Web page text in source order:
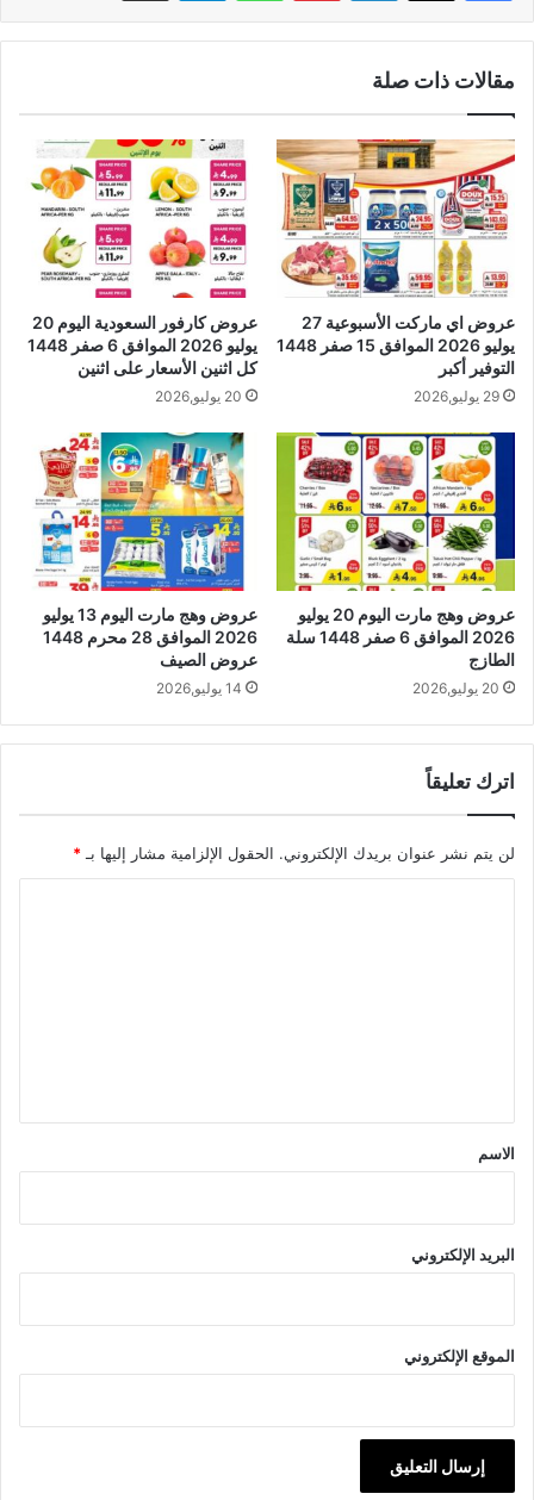
مقالات ذات صلة
عروض اي ماركت الأسبوعية 27
يوليو 2026 الموافق 15 صفر 1448
التوفير أكبر
29 يوليو,2026
عروض كارفور السعودية اليوم 20
يوليو 2026 الموافق 6 صفر 1448
كل اثنين الأسعار على اثنين
20 يوليو,2026
عروض وهج مارت اليوم 20 يوليو
2026 الموافق 6 صفر 1448 سلة
الطازج
20 يوليو,2026
عروض وهج مارت اليوم 13 يوليو
2026 الموافق 28 محرم 1448
عروض الصيف
14 يوليو,2026
اترك تعليقاً
لن يتم نشر عنوان بريدك الإلكتروني. الحقول الإلزامية مشار إليها بـ *
*
الاسم
البريد الإلكتروني
الموقع الإلكتروني